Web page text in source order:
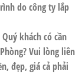
do công ty lắp
khách có cần
? Vui lòng liên
đẹp, giá cả phải